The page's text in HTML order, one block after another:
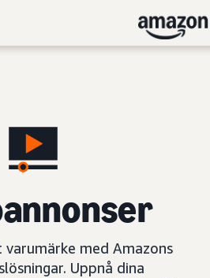
med Amazons
Uppnå dina